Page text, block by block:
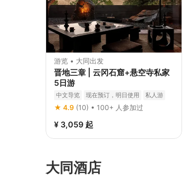
游览 • 大同出发
晋地三章 | 云冈石窟+悬空寺私家
5日游
中文导览 现在预订，明日使用
私人游
私人导览
★ 4.9 (10) • 100+ 人参加过
¥ 3,059 起
大同酒店